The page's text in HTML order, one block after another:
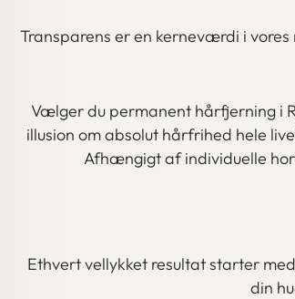
Transparens er en kerneværdi i
Vælger du permanent hårfjerning i
illusion om absolut hårfrihed hele
Afhængigt af individuelle
Ethvert vellykket resultat starter
din